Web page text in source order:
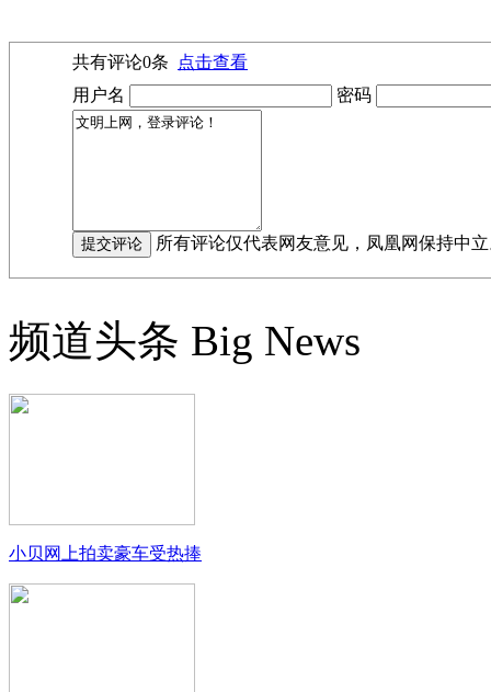
共有评论0条
点击查看
用户名
密码
所有评论仅代表网友意见，凤凰网保持中
频道头条 Big News
小贝网上拍卖豪车受热捧